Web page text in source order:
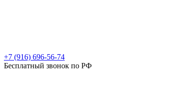
+7 (916) 696-56-74
Бесплатный звонок по РФ